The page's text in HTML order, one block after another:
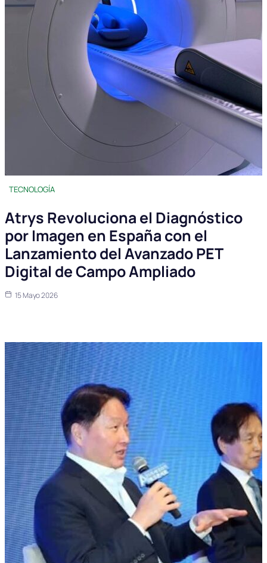
TECNOLOGÍA
Atrys Revoluciona el Diagnóstico
por Imagen en España con el
Lanzamiento del Avanzado PET
Digital de Campo Ampliado
15 Mayo 2026